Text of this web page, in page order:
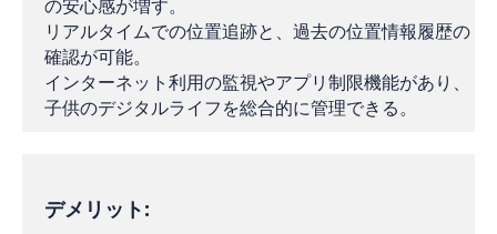
の安心感が増す。
リアルタイムでの位置追跡と、過去の位置情報履歴の
確認が可能。
インターネット利用の監視やアプリ制限機能があり、
子供のデジタルライフを総合的に管理できる。
デメリット: